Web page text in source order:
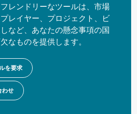
レンドリーなツールは、市場
レイヤー、プロジェクト、ビ
など、あなたの懸念事項の国
なものを提供します。
を要求
わせ